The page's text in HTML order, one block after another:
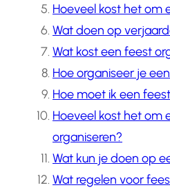
Hoeveel kost het om
Wat doen op
Wat kost een feest
Hoe organiseer je
Hoe moet ik een
Hoeveel kost het om
organiseren?
Wat kun je doen op
Wat regelen voor